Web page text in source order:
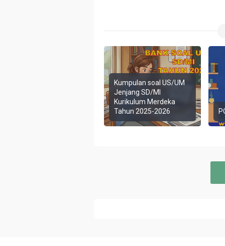
Kumpulan soal US/UM
Jenjang SD/MI
Kurikulum Merdeka
Tahun 2025-2026